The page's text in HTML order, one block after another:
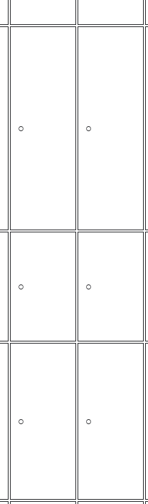
○ ○
○ ○
○ ○